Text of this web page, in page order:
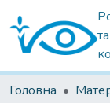
та
Головна